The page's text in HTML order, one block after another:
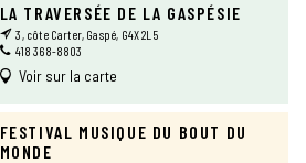
LA TRAVERSÉE DE LA GASPÉSIE
3, côte Carter, Gaspé, G4X 2L5
418 368-8803
Voir sur la carte
FESTIVAL MUSIQUE DU BOUT DU
MONDE